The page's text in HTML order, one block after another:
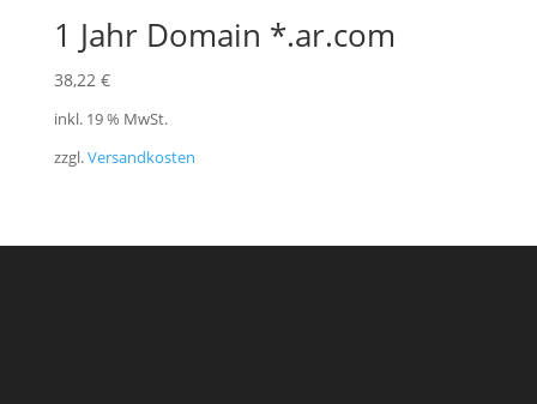
1 Jahr Domain *.ar.com
38,22 €
inkl. 19 % MwSt.
zzgl.Versandkosten